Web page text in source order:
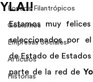
Fondos Filantrópicos
Gobiernos
Empresas Sociales
Artículos
Historias
YLAI!
Estamos muy
seleccionados por
de Estado de Estados
parte de la red de